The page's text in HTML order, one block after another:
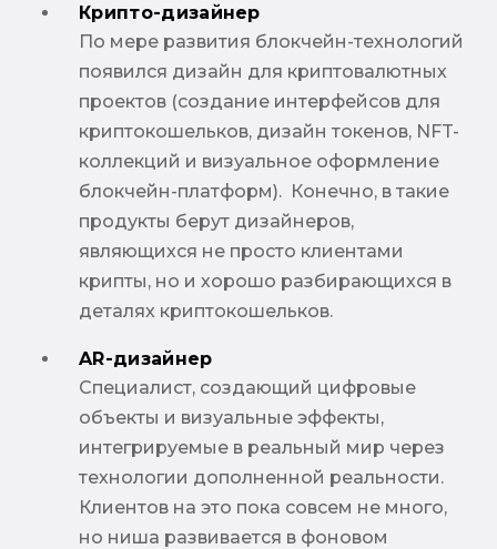
Крипто-дизайнер
По мере развития блокчейн-технологий
появился дизайн для криптовалютных
проектов (создание интерфейсов для
криптокошельков, дизайн токенов, NFT-
коллекций и визуальное оформление
блокчейн-платформ). Конечно, в такие
продукты берут дизайнеров,
являющихся не просто клиентами
крипты, но и хорошо разбирающихся в
деталях криптокошельков.
AR-дизайнер
Специалист, создающий цифровые
объекты и визуальные эффекты,
интегрируемые в реальный мир через
технологии дополненной реальности.
Клиентов на это пока совсем не много,
но ниша развивается в фоновом